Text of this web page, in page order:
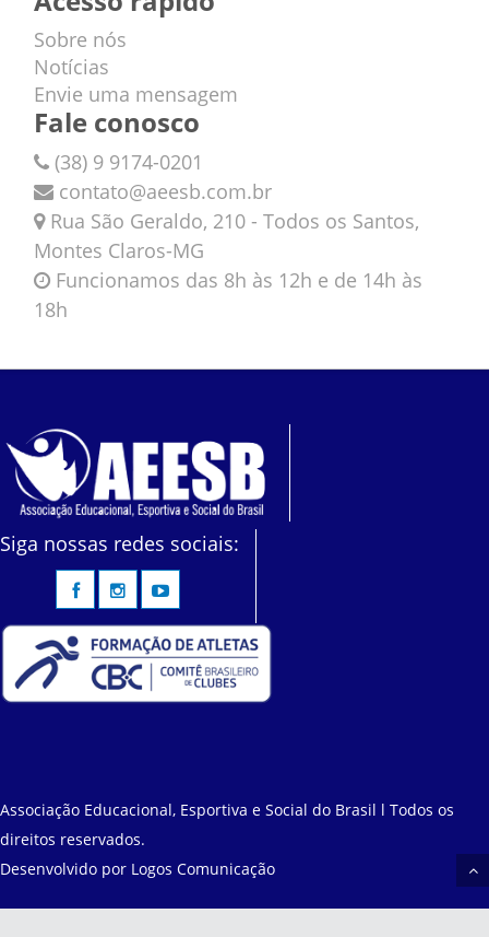
Sobre nós
Notícias
Envie uma mensagem
Fale conosco
(38) 9 9174-0201
contato@aeesb.com.br
Rua São Geraldo, 210 - Todos os Santos,
Montes Claros-MG
Funcionamos das 8h às 12h e de 14h às
18h
Siga nossas redes sociais:
Associação Educacional, Esportiva e Social do Brasil l Todos os
direitos reservados.
Desenvolvido por Logos Comunicação